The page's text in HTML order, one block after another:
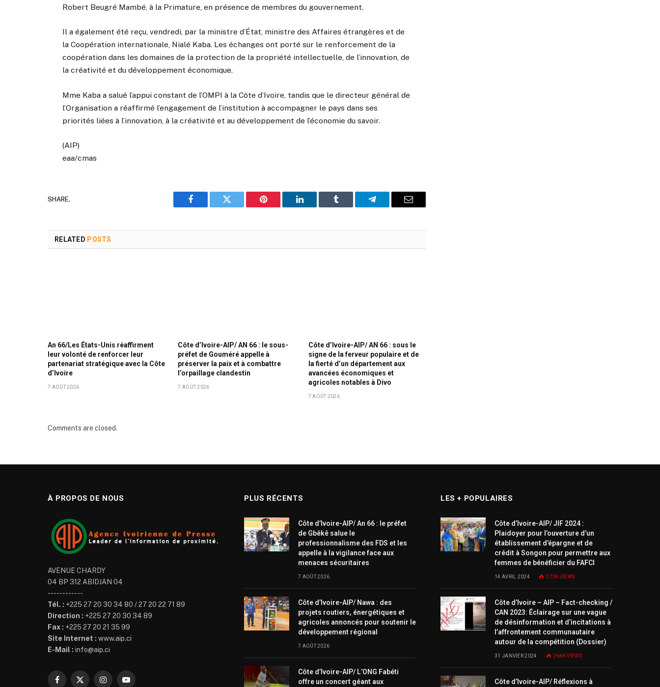
Robert Beugré Mambé, à la Primature, en présence de membres du gouvernement.
Il a également été reçu, vendredi, par la ministre d’État, ministre des Affaires étrangères et de
la Coopération internationale, Nialé Kaba. Les échanges ont porté sur le renforcement de la
coopération dans les domaines de la protection de la propriété intellectuelle, de l’innovation, de
la créativité et du développement économique.
Mme Kaba a salué l’appui constant de l’OMPI à la Côte d’Ivoire, tandis que le directeur général de
l’Organisation a réaffirmé l’engagement de l’institution à accompagner le pays dans ses
priorités liées à l’innovation, à la créativité et au développement de l’économie du savoir.
(AIP)
eaa/cmas
SHARE.
Facebook Twitter Pinterest LinkedIn Tumblr Telegram Email
RELATED POSTS
An 66/Les États-Unis réaffirment
leur volonté de renforcer leur
partenariat stratégique avec la Côte
d’Ivoire
7 AOÛT 2026
Côte d’Ivoire-AIP/ AN 66 : le sous-
préfet de Gouméré appelle à
préserver la paix et à combattre
l’orpaillage clandestin
7 AOÛT 2026
Côte d’Ivoire-AIP/ AN 66 : sous le
signe de la ferveur populaire et de
la fierté d’un département aux
avancées économiques et
agricoles notables à Divo
7 AOÛT 2026
Comments are closed.
À PROPOS DE NOUS
AVENUE CHARDY
04 BP 312 ABIDJAN 04
------------
Tél. : +225 27 20 30 34 80 / 27 20 22 71 89
Direction : +225 27 20 30 34 89
Fax : +225 27 20 21 35 99
Site Internet : www.aip.ci
E-Mail : info@aip.ci
Facebook
X InstagramYouTube
PLUS RÉCENTS
Côte d’Ivoire-AIP/ An 66 : le préfet
de Gbêkê salue le
professionnalisme des FDS et les
appelle à la vigilance face aux
menaces sécuritaires
7 AOÛT 2026
Côte d’Ivoire-AIP/ Nawa : des
projets routiers, énergétiques et
agricoles annoncés pour soutenir le
développement régional
7 AOÛT 2026
Côte d’Ivoire-AIP/ L’ONG Fabéti
offre un concert géant aux
LES + POPULAIRES
Côte d’Ivoire-AIP/ JIF 2024 :
Plaidoyer pour l’ouverture d’un
établissement d’épargne et de
crédit à Songon pour permettre aux
femmes de bénéficier du FAFCI
14 AVRIL 2024 273K VIEWS
Côte d’Ivoire – AIP – Fact-checking /
CAN 2023: Éclairage sur une vague
de désinformation et d’incitations à
l’affrontement communautaire
autour de la compétition (Dossier)
31 JANVIER 2024 266KVIEWS
Côte d’Ivoire-AIP/ Réflexions à